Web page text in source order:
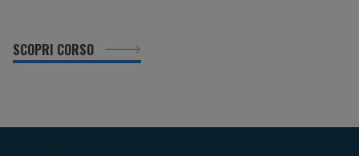
SCOPRI CORSO